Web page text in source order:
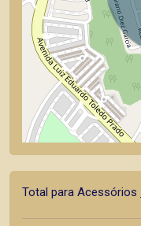
Total para Acessórios